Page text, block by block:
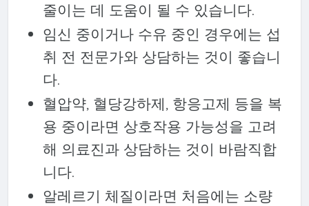
줄이는 데 도움이 될 수 있습니다.
임신 중이거나 수유 중인 경우에는 섭
취 전 전문가와 상담하는 것이 좋습니
다.
혈압약, 혈당강하제, 항응고제 등을 복
용 중이라면 상호작용 가능성을 고려
해 의료진과 상담하는 것이 바람직합
니다.
알레르기 체질이라면 처음에는 소량